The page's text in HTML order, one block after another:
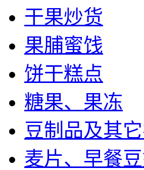
干果炒货
果脯蜜饯
饼干糕点
糖果、果冻
豆制品及其
麦片、早餐